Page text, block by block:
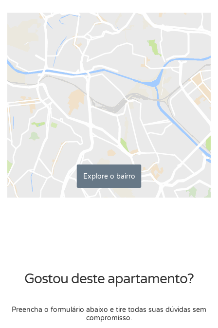
Explore o bairro
Gostou deste apartamento?
Preencha o formulário abaixo e tire todas suas dúvidas sem
compromisso.